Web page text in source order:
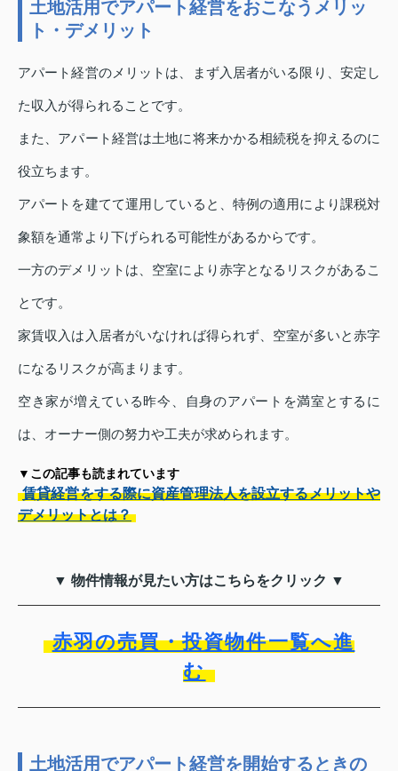
土地活用でアパート経営をおこなうメリッ
ト・デメリット
アパート経営のメリットは、まず入居者がいる限り、安定し
た収入が得られることです。
また、アパート経営は土地に将来かかる相続税を抑えるのに
役立ちます。
アパートを建てて運用していると、特例の適用により課税対
象額を通常より下げられる可能性があるからです。
一方のデメリットは、空室により赤字となるリスクがあるこ
とです。
家賃収入は入居者がいなければ得られず、空室が多いと赤字
になるリスクが高まります。
空き家が増えている昨今、自身のアパートを満室とするに
は、オーナー側の努力や工夫が求められます。
▼この記事も読まれています
賃貸経営をする際に資産管理法人を設立するメリットや
デメリットとは？
▼ 物件情報が見たい方はこちらをクリック ▼
赤羽の売買・投資物件一覧へ進
む
土地活用でアパート経営を開始するときの